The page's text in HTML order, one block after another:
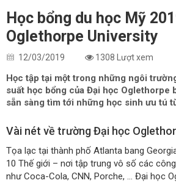
Học bổng du học Mỹ
Oglethorpe University
12/03/2019 1308 Lượt xem
Học tập tại một trong những ngôi
suất học bổng của Đại học Oglethorpe
sẵn sàng tìm tới những học sinh ưu tú
Vài nét về trường Đại học
Tọa lạc tại thành phố Atlanta bang
10 Thế giới – nơi tập trung vô số các
như Coca-Cola, CNN, Porche, … Đại học